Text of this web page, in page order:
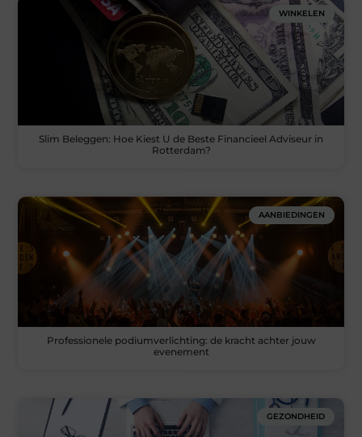
WINKELEN
Slim Beleggen: Hoe Kiest U de Beste Financieel Adviseur in
Rotterdam?
AANBIEDINGEN
Professionele podiumverlichting: de kracht achter jouw
evenement
GEZONDHEID